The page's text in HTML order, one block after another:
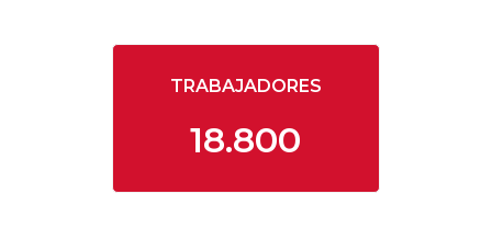
TRABAJADORES
18.800